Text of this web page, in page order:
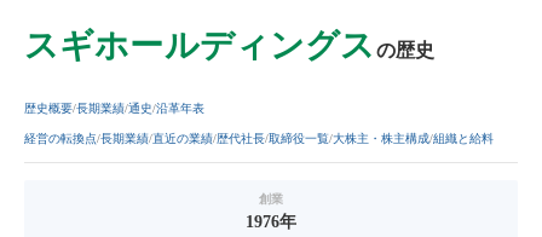
スギホールディングス の歴史
歴史概要 長期業績 通史 沿革年表
経営の転換点 長期業績 直近の業績 歴代社長 取締役一覧 大株主・株主構成 組織と給料
創業
1976年